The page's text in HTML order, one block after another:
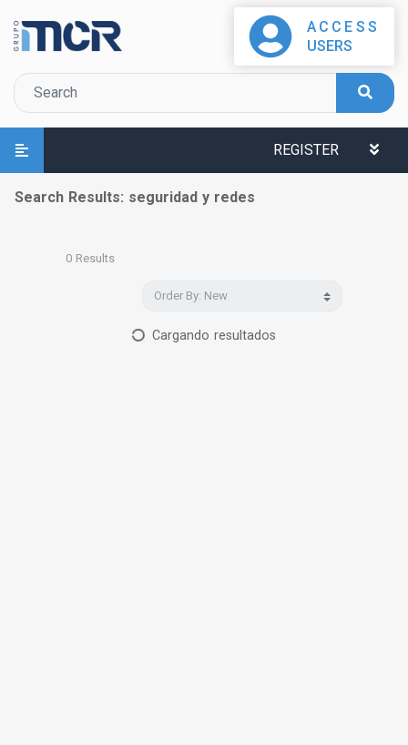
ACCESS
USERS
REGISTER
Search Results: seguridad y redes
0 Results
Cargando resultados